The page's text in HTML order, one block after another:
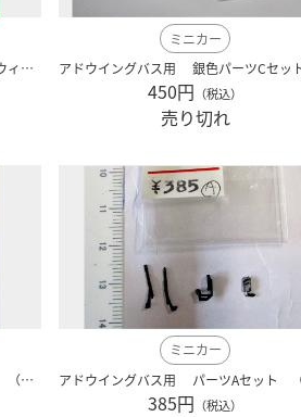
西鉄ハーモニー いすゞガーラ アドウィング製
ミニカー
450円 （税込）
売り切れ
アドウイングバス用 パーツＢセット （NEWセレガ、NEWガーラ用 ワイパー＆サイドミラー）
ミニカー
385円 （税込）